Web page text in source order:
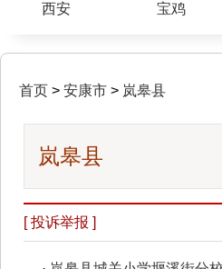
西安 宝鸡
首页 > 安康市 > 岚皋县
岚皋县
[ 投诉举报 ]